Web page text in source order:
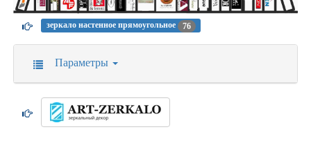
зеркало настенное прямоугольное 76
Параметры